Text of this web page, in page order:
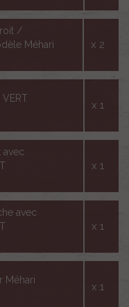
/
Méhari
x 2
x 1
avec
x 1
avec
x 1
Méhari
x 1